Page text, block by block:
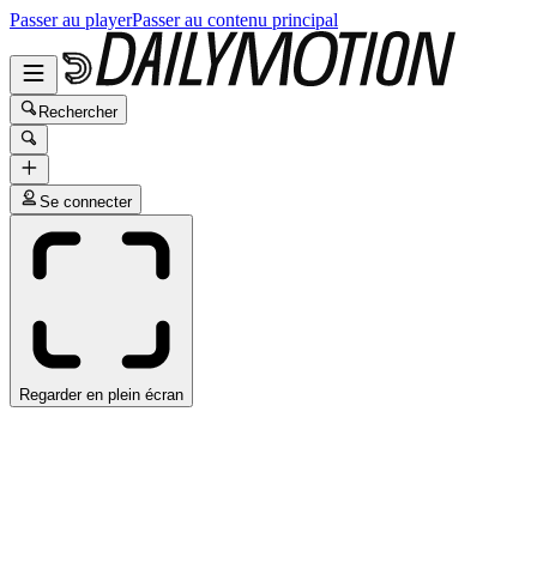
Passer au playerPasser au contenu principal
Rechercher
Se connecter
Regarder en plein écran